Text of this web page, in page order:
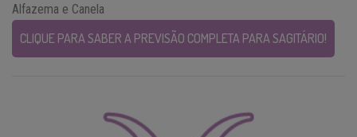
Alfazema e Canela
CLIQUE PARA SABER A PREVISÃO COMPLETA PARA SAGITÁRIO!